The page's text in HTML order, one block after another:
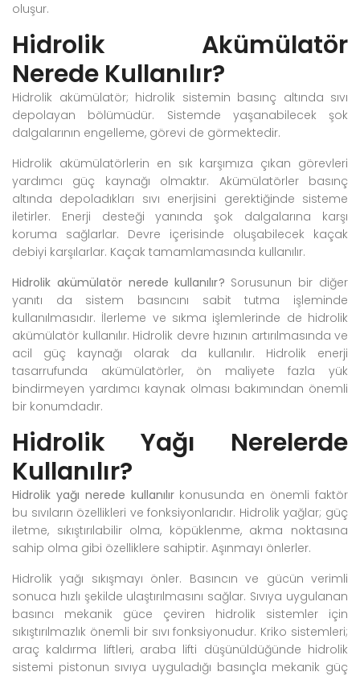
oluşur.
Hidrolik Akümülatör
Nerede Kullanılır?
Hidrolik akümülatör; hidrolik sistemin basınç altında sıvı
depolayan bölümüdür. Sistemde yaşanabilecek şok
dalgalarının engelleme, görevi de görmektedir.
Hidrolik akümülatörlerin en sık karşımıza çıkan görevleri
yardımcı güç kaynağı olmaktır. Akümülatörler basınç
altında depoladıkları sıvı enerjisini gerektiğinde sisteme
iletirler. Enerji desteği yanında şok dalgalarına karşı
koruma sağlarlar. Devre içerisinde oluşabilecek kaçak
debiyi karşılarlar. Kaçak tamamlamasında kullanılır.
Hidrolik akümülatör nerede kullanılır? Sorusunun bir diğer
yanıtı da sistem basıncını sabit tutma işleminde
kullanılmasıdır. İlerleme ve sıkma işlemlerinde de hidrolik
akümülatör kullanılır. Hidrolik devre hızının artırılmasında ve
acil güç kaynağı olarak da kullanılır. Hidrolik enerji
tasarrufunda akümülatörler, ön maliyete fazla yük
bindirmeyen yardımcı kaynak olması bakımından önemli
bir konumdadır.
Hidrolik Yağı Nerelerde
Kullanılır?
Hidrolik yağı nerede kullanılır konusunda en önemli faktör
bu sıvıların özellikleri ve fonksiyonlarıdır. Hidrolik yağlar; güç
iletme, sıkıştırılabilir olma, köpüklenme, akma noktasına
sahip olma gibi özelliklere sahiptir. Aşınmayı önlerler.
Hidrolik yağı sıkışmayı önler. Basıncın ve gücün verimli
sonuca hızlı şekilde ulaştırılmasını sağlar. Sıvıya uygulanan
basıncı mekanik güce çeviren hidrolik sistemler için
sıkıştırılmazlık önemli bir sıvı fonksiyonudur. Kriko sistemleri;
araç kaldırma liftleri, araba lifti düşünüldüğünde hidrolik
sistemi pistonun sıvıya uyguladığı basınçla mekanik güç